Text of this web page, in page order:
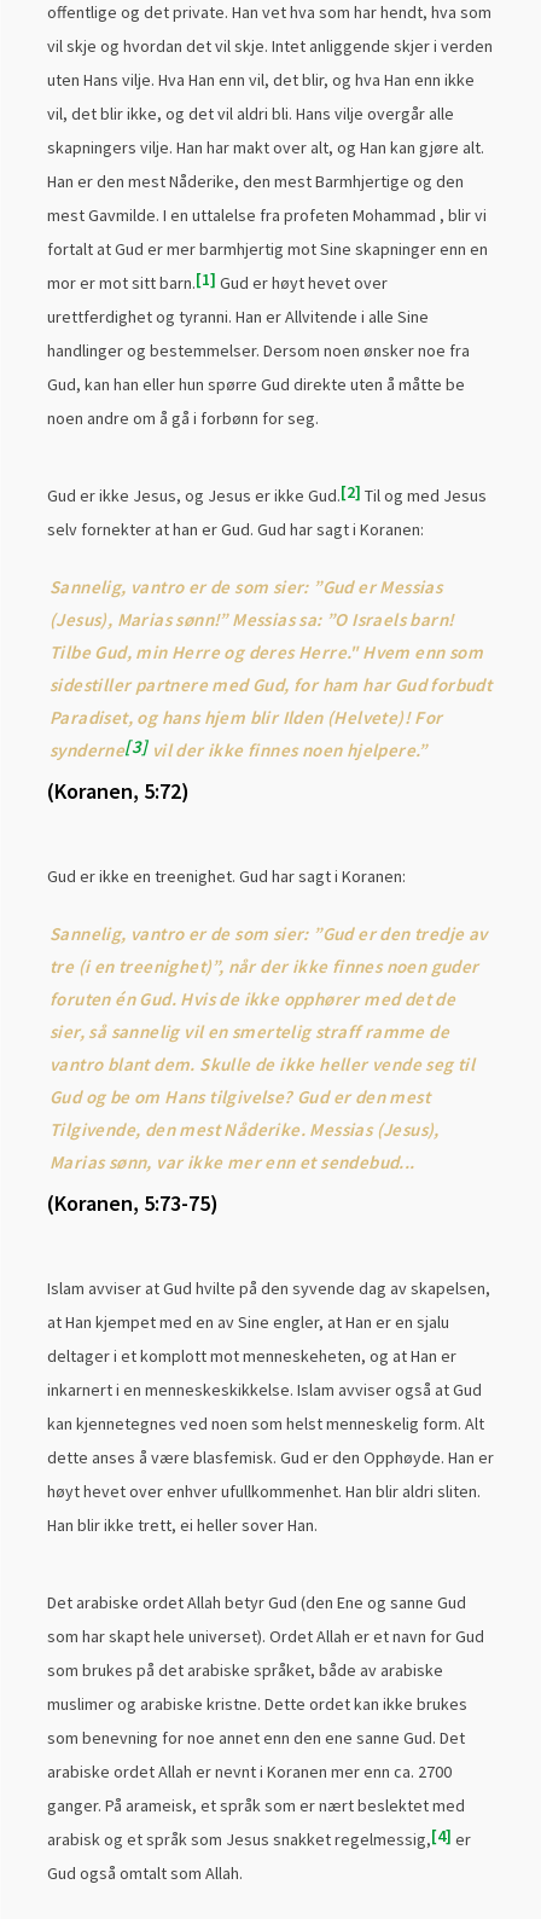
offentlige og det private. Han vet hva som har hendt, hva som
vil skje og hvordan det vil skje. Intet anliggende skjer i verden
uten Hans vilje. Hva Han enn vil, det blir, og hva Han enn ikke
vil, det blir ikke, og det vil aldri bli. Hans vilje overgår alle
skapningers vilje. Han har makt over alt, og Han kan gjøre alt.
Han er den mest Nåderike, den mest Barmhjertige og den
mest Gavmilde. I en uttalelse fra profeten Mohammad , blir vi
fortalt at Gud er mer barmhjertig mot Sine skapninger enn en
mor er mot sitt barn. 1 Gud er høyt hevet over
urettferdighet og tyranni. Han er Allvitende i alle Sine
handlinger og bestemmelser. Dersom noen ønsker noe fra
Gud, kan han eller hun spørre Gud direkte uten å måtte be
noen andre om å gå i forbønn for seg.
Gud er ikke Jesus, og Jesus er ikke Gud. 2 Til og med Jesus
selv fornekter at han er Gud. Gud har sagt i Koranen:
Sannelig, vantro er de som sier: ”Gud er Messias
(Jesus), Marias sønn!” Messias sa: ”O Israels barn!
Tilbe Gud, min Herre og deres Herre." Hvem enn som
sidestiller partnere med Gud, for ham har Gud forbudt
Paradiset, og hans hjem blir Ilden (Helvete)! For
synderne 3 vil der ikke finnes noen hjelpere.”
(Koranen, 5:72)
Gud er ikke en treenighet. Gud har sagt i Koranen:
Sannelig, vantro er de som sier: ”Gud er den tredje av
tre (i en treenighet)”, når der ikke finnes noen guder
foruten én Gud. Hvis de ikke opphører med det de
sier, så sannelig vil en smertelig straff ramme de
vantro blant dem. Skulle de ikke heller vende seg til
Gud og be om Hans tilgivelse? Gud er den mest
Tilgivende, den mest Nåderike. Messias (Jesus),
Marias sønn, var ikke mer enn et sendebud...
(Koranen, 5:73-75)
Islam avviser at Gud hvilte på den syvende dag av skapelsen,
at Han kjempet med en av Sine engler, at Han er en sjalu
deltager i et komplott mot menneskeheten, og at Han er
inkarnert i en menneskeskikkelse. Islam avviser også at Gud
kan kjennetegnes ved noen som helst menneskelig form. Alt
dette anses å være blasfemisk. Gud er den Opphøyde. Han er
høyt hevet over enhver ufullkommenhet. Han blir aldri sliten.
Han blir ikke trett, ei heller sover Han.
Det arabiske ordet Allah betyr Gud (den Ene og sanne Gud
som har skapt hele universet). Ordet Allah er et navn for Gud
som brukes på det arabiske språket, både av arabiske
muslimer og arabiske kristne. Dette ordet kan ikke brukes
som benevning for noe annet enn den ene sanne Gud. Det
arabiske ordet Allah er nevnt i Koranen mer enn ca. 2700
ganger. På arameisk, et språk som er nært beslektet med
arabisk og et språk som Jesus snakket regelmessig, 4 er
Gud også omtalt som Allah.